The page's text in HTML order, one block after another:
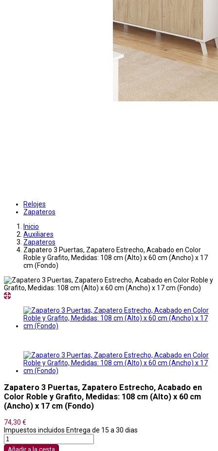
Relojes
Zapateros
Inicio
Auxiliares
Zapateros
Zapatero 3 Puertas, Zapatero Estrecho, Acabado en Color
Roble y Grafito, Medidas: 108 cm (Alto) x 60 cm (Ancho) x 17
cm (Fondo)
Zapatero 3 Puertas, Zapatero Estrecho, Acabado en
Color Roble y Grafito, Medidas: 108 cm (Alto) x 60 cm
(Ancho) x 17 cm (Fondo)
74,30 €
Impuestos incluidos Entrega de 15 a 30 dias
Añadir a la cesta